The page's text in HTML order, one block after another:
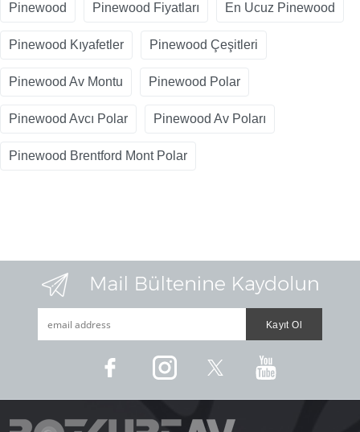
Pinewood Pinewood Fiyatları En Ucuz Pinewood
Pinewood Kıyafetler Pinewood Çeşitleri
Pinewood Av Montu Pinewood Polar
Pinewood Avcı Polar Pinewood Av Poları
Pinewood Brentford Mont Polar